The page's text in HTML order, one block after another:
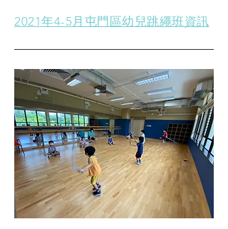
2021年4-5月屯門區幼兒跳繩班資訊